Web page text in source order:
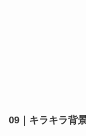
09｜キラキラ背